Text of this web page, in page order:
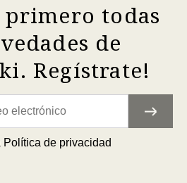
primero todas
de
Regístrate!
Política de privacidad